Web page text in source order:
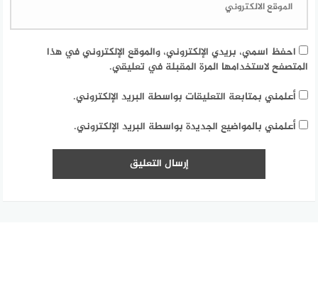
احفظ اسمي، بريدي الإلكتروني، والموقع الإلكتروني في هذا
المتصفح لاستخدامها المرة المقبلة في تعليقي.
أعلمني بمتابعة التعليقات بواسطة البريد الإلكتروني.
أعلمني بالمواضيع الجديدة بواسطة البريد الإلكتروني.